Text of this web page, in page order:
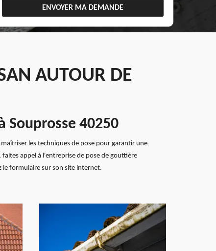
AUTOUR DE
Souprosse 40250
les techniques de pose pour garantir une
appel à l'entreprise de pose de gouttière
le formulaire sur son site internet.